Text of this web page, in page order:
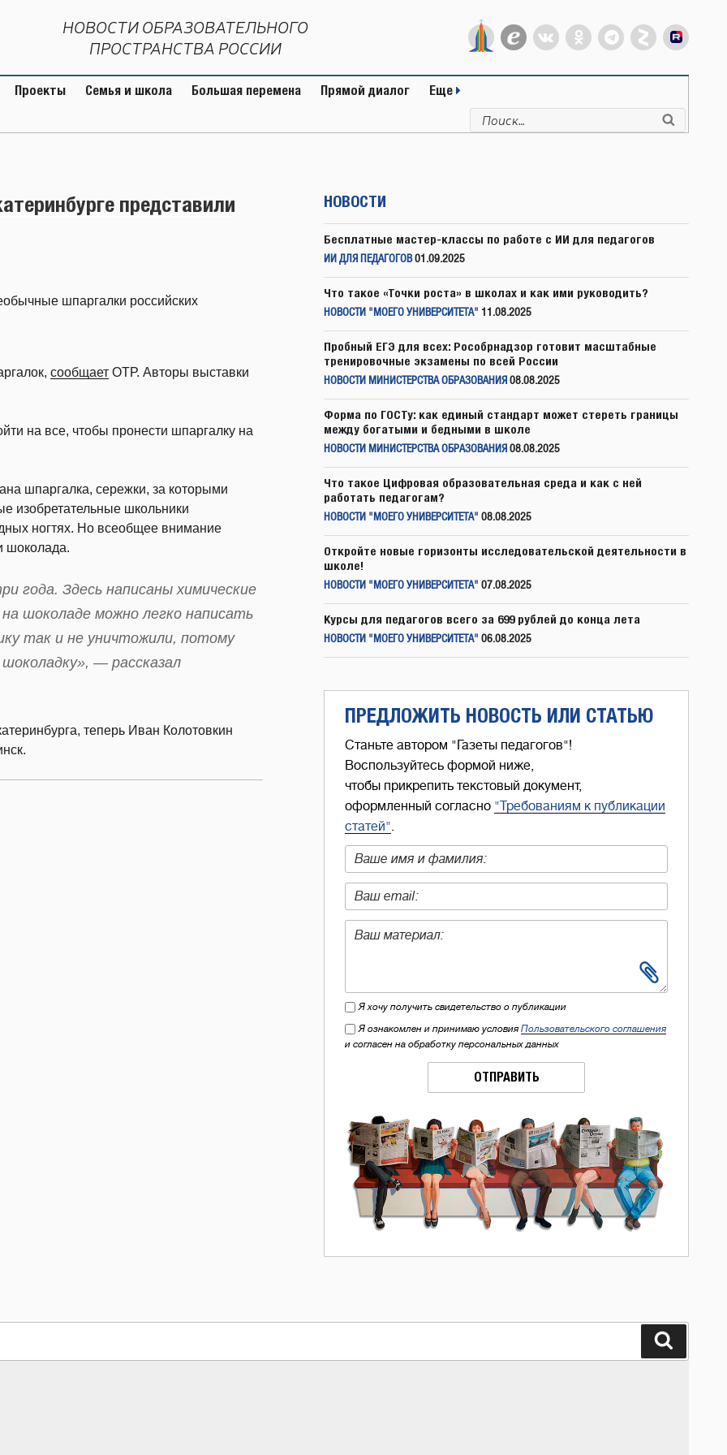
НОВОСТИ ОБРАЗОВАТЕЛЬНОГО
ПРОСТРАНСТВА РОССИИ
Проекты Семья и школа Большая перемена Прямой диалог Еще
Искать:
представили
шпаргалки российских
сообщает ОТР. Авторы выставки
на все, чтобы пронести шпаргалку на
шпаргалка, сережки, за которыми
изобретательные школьники
ногтях. Но всеобщее внимание
шоколада.
года. Здесь написаны химические
шоколаде можно легко написать
так и не уничтожили, потому
— рассказал
теперь Иван Колотовкин
НОВОСТИ
Бесплатные мастер-классы по работе с ИИ для педагогов
ИИ ДЛЯ ПЕДАГОГОВ 01.09.2025
Что такое «Точки роста» в школах и как ими руководить?
НОВОСТИ "МОЕГО УНИВЕРСИТЕТА" 11.08.2025
Пробный ЕГЭ для всех: Рособрнадзор готовит масштабные
тренировочные экзамены по всей России
НОВОСТИ МИНИСТЕРСТВА ОБРАЗОВАНИЯ 08.08.2025
Форма по ГОСТу: как единый стандарт может стереть границы
между богатыми и бедными в школе
НОВОСТИ МИНИСТЕРСТВА ОБРАЗОВАНИЯ 08.08.2025
Что такое Цифровая образовательная среда и как с ней
работать педагогам?
НОВОСТИ "МОЕГО УНИВЕРСИТЕТА" 08.08.2025
Откройте новые горизонты исследовательской деятельности в
школе!
НОВОСТИ "МОЕГО УНИВЕРСИТЕТА" 07.08.2025
Курсы для педагогов всего за 699 рублей до конца лета
НОВОСТИ "МОЕГО УНИВЕРСИТЕТА" 06.08.2025
ПРЕДЛОЖИТЬ НОВОСТЬ ИЛИ СТАТЬЮ
Станьте автором "Газеты педагогов"!
Воспользуйтесь формой ниже,
чтобы прикрепить текстовый документ,
оформленный согласно "Требованиям к публикации
статей"
Я хочу получить свидетельство о публикации
Я ознакомлен и принимаю условия Пользовательского соглашения
и согласен на обработку персональных данных
ОТПРАВИТЬ